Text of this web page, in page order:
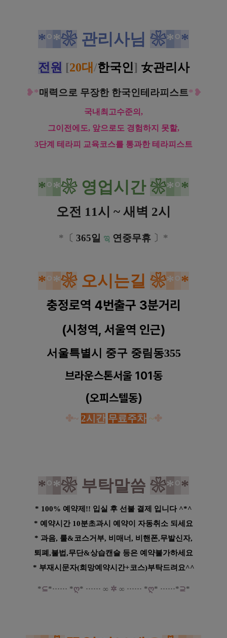
*°*❀관리사님 ❀*°*
전원 [20대/한국인] 女관리사
❥*매력으로 무장한 한국인테라피스트*❥
국내최고수준의,
그이전에도, 앞으로도 경험하지 못할,
3단계 테라피 교육코스를 통과한 테라피스트
*°*❀ 영업시간 ❀*°*
오전 11시 ~ 새벽 2시
* 〔 365일 ಇ 연중무휴 〕*
*°*❀오시는길 ❀*°*
충정로역 4번출구 3분거리
(시청역, 서울역 인근)
서울특별시 중구 중림동355
브라운스톤서울 101동
(오피스텔동)
✤~ 2시 간 무료주차 ~✤
*°*❀부탁말씀 ❀*°*
* 100% 예약제!! 입실 후 선불 결제 입니다 ^*^
* 예약시간 10분초과시 예약이 자동취소 되세요
* 과음, 룰&코스거부, 비매너, 비핸폰,무발신자,
퇴폐,불법,무단&상습캔슬 등은 예약불가하세요
* 부재시문자(희망예약시간+코스)부탁드려요^^
*⊆*······ *ღ* ······ ∞ ✲ ∞ ······ *ღ* ······*⊇*